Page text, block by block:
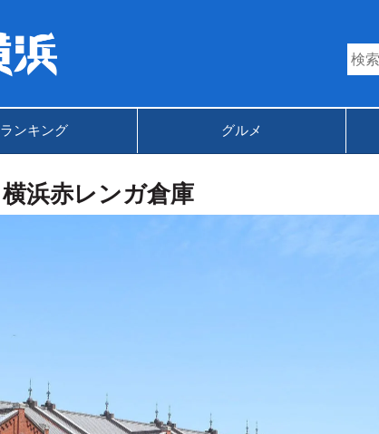
ランキング グルメ
横浜赤レンガ倉庫